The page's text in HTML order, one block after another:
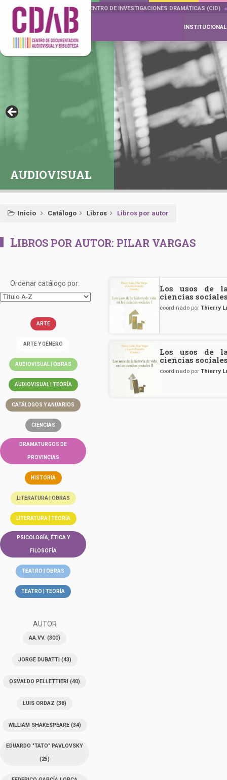
DOCUMENTA DRAMÁTICAS CENTRO DE INVESTIGACIONES DRAMÁTICAS (CID)
INSTITUCIONAL
AUDIOVISUAL
Inicio Catálogo Libros Libros por autor
LIBROS POR AUTOR: PILAR VARGAS
Ordenar catálogo por:
ARTE
ARTE Y GÉNERO
AUDIOVISUAL | OBRAS
AUDIOVISUAL | TEORÍA
CATÁLOGOS Y ANUARIOS
CIENCIAS
DRAMATURGOS DE
PROVINCIAS
HISTORIA
LITERATURA | OBRAS
LITERATURA | TEORÍA
PSICOLOGÍA, ÉTICA Y
FILOSOFÍA
TEATRO | OBRAS
TEATRO | TEORÍA
AUTOR
AA.VV. (300)
JORGE DUBATTI(43)
OSVALDO PELLETTIERI (40)
LUIS ORDAZ (38)
WILLIAM SHAKESPEARE(34)
EDUARDO "TATO" PAVLOVSKY
(25)
Los usos de
ciencias
coordinado porThierry
Los usos de
ciencias
coordinado porThierry